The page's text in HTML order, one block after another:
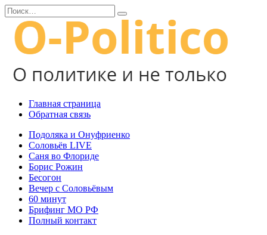
Перейти
к
содержанию
Search
for:
Главная страница
Обратная связь
Подоляка и Онуфриенко
Соловьёв LIVE
Саня во Флориде
Борис Рожин
Бесогон
Вечер с Соловьёвым
60 минут
Брифинг МО РФ
Полный контакт